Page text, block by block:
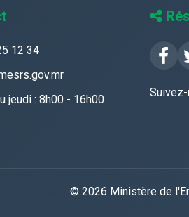
12 34
jeudi : 8h00 - 16h00
© 2026 Ministère de